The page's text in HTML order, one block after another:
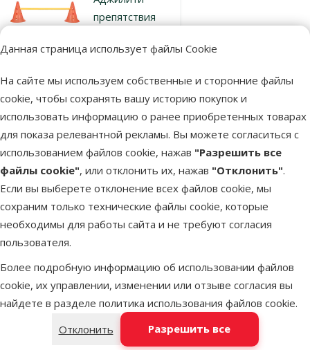
Данная страница использует файлы Cookie
На сайте мы используем собственные и сторонние файлы
cookie, чтобы сохранять вашу историю покупок и
использовать информацию о ранее приобретенных товарах
для показа релевантной рекламы. Вы можете согласиться с
использованием файлов cookie, нажав "Разрешить все
файлы cookie", или отклонить их, нажав "Отклонить".
Если вы выберете отклонение всех файлов cookie, мы
сохраним только технические файлы cookie, которые
необходимы для работы сайта и не требуют согласия
пользователя.
Более подробную информацию об использовании файлов
cookie, их управлении, изменении или отзыве согласия вы
найдете в разделе политика использования файлов cookie.
Отклонить
Разрешить все
препятствия
TRIXIE Dog
Obstacles, 3
шт.,
Orange/Yellow
Цена
29,99 €
В наличии
Бесплатная
доставка
В корзину
Аджилити
препятствия
для собак –
TRIXIE Dog
Activity